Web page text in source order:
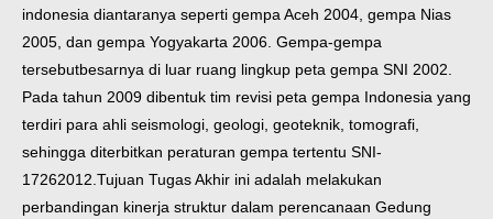
indonesia diantaranya seperti gempa Aceh 2004, gempa Nias
2005, dan gempa Yogyakarta 2006. Gempa-gempa
tersebutbesarnya di luar ruang lingkup peta gempa SNI 2002.
Pada tahun 2009 dibentuk tim revisi peta gempa Indonesia yang
terdiri para ahli seismologi, geologi, geoteknik, tomografi,
sehingga diterbitkan peraturan gempa tertentu SNI-
17262012. Tujuan Tugas Akhir ini adalah melakukan
perbandingan kinerja struktur dalam perencanaan Gedung